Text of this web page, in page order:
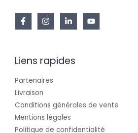
Liens rapides
Partenaires
Livraison
Conditions générales de vente
Mentions légales
Politique de confidentialité